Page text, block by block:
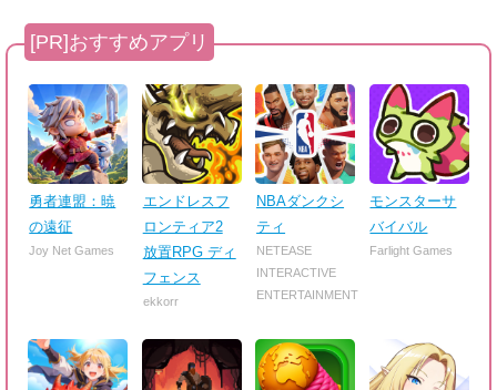
勇者連盟：暁
の遠征
Joy Net Games
エンドレスフ
ロンティア2
放置RPG ディ
フェンス
ekkorr
NBAダンクシ
ティ
NETEASE
INTERACTIVE
ENTERTAINMENT
モンスターサ
バイバル
Farlight Games